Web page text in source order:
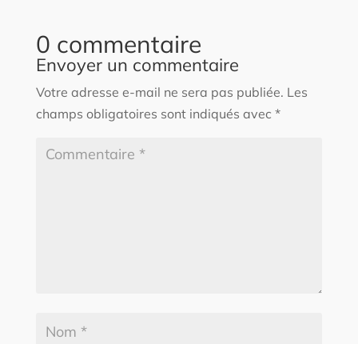
0 commentaire
Envoyer un commentaire
Votre adresse e-mail ne sera pas publiée. Les
champs obligatoires sont indiqués avec *